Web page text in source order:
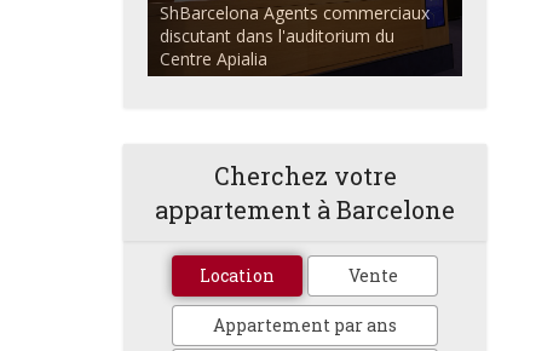
ShBarcelona Agents commerciaux
discutant dans l'auditorium du
Centre Apialia
Cherchez votre
appartement à Barcelone
Location Vente
Appartement par ans